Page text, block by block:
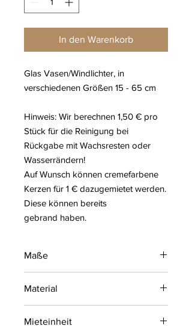
In den Warenkorb
Glas Vasen/Windlichter, in
verschiedenen Größen 15 - 65 cm
Hinweis: Wir berechnen 1,50 € pro
Stück für die Reinigung bei
Rückgabe mit Wachsresten oder
Wasserrändern!
Auf Wunsch können cremefarbene
Kerzen für 1 € dazugemietet werden.
Diese können bereits
gebrand haben.
Maße
in cm: H15 ø6 , H18 ø15, H30 ø16, H45
ø18, H65 ø21
Material
Mieteinheit